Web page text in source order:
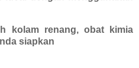
kolam renang, obat kimia
siapkan